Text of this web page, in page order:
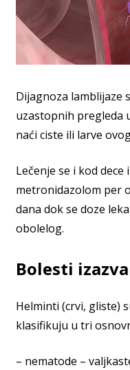
Dijagnoza lamblijaze
uzastopnih pregleda
naći ciste ili larve
Lečenje se i kod
metronidazolom per
dana dok se doze
obolelog.
Bolesti
Helminti (crvi, gliste)
klasifikuju u tri
– nematode –